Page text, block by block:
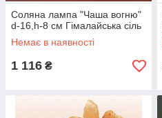
Соляна лампа "Чаша вогню"
d-16,h-8 см Гімалайська сіль
Немає в наявності
1 116 ₴